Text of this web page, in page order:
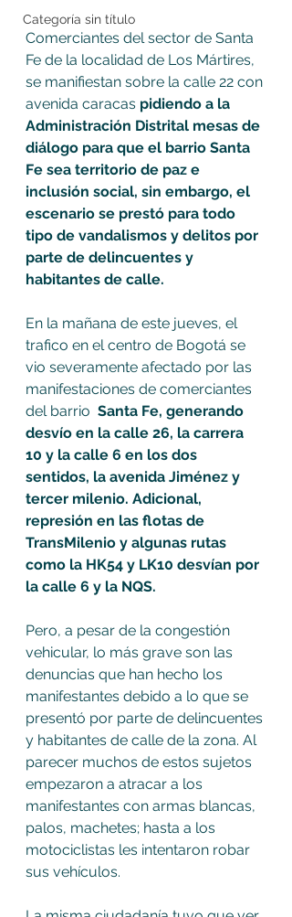
Categoría sin título
Comerciantes del sector de Santa
Fe de la localidad de Los Mártires,
se manifiestan sobre la calle 22 con
avenida caracas pidiendo a la
Administración Distrital mesas de
diálogo para que el barrio Santa
Fe sea territorio de paz e
inclusión social, sin embargo, el
escenario se prestó para todo
tipo de vandalismos y delitos por
parte de delincuentes y
habitantes de calle.
En la mañana de este jueves, el
trafico en el centro de Bogotá se
vio severamente afectado por las
manifestaciones de comerciantes
del barrio Santa Fe, generando
desvío en la calle 26, la carrera
10 y la calle 6 en los dos
sentidos, la avenida Jiménez y
tercer milenio. Adicional,
represión en las flotas de
TransMilenio y algunas rutas
como la HK54 y LK10 desvían por
la calle 6 y la NQS.
Pero, a pesar de la congestión
vehicular, lo más grave son las
denuncias que han hecho los
manifestantes debido a lo que se
presentó por parte de delincuentes
y habitantes de calle de la zona. Al
parecer muchos de estos sujetos
empezaron a atracar a los
manifestantes con armas blancas,
palos, machetes; hasta a los
motociclistas les intentaron robar
sus vehículos.